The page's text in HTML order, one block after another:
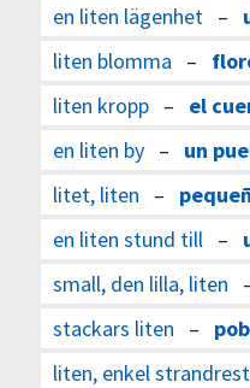
en liten lägenhet–
liten blomma –
liten kropp– el
en liten by– un
litet, liten –
en liten stund till–
small, den lilla, liten
stackars liten –
liten, enkel